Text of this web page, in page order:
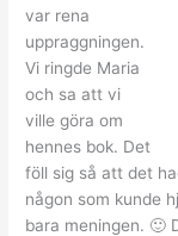
var rena
uppraggningen.
Vi ringde Maria
och sa att vi
ville göra om
hennes bok. Det
föll sig så att det
någon som kunde
bara meningen. 🙂